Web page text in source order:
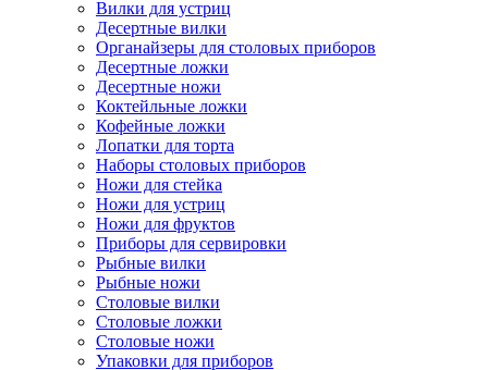
Вилки для устриц
Десертные вилки
Органайзеры для столовых приборов
Десертные ложки
Десертные ножи
Коктейльные ложки
Кофейные ложки
Лопатки для торта
Наборы столовых приборов
Ножи для стейка
Ножи для устриц
Ножи для фруктов
Приборы для сервировки
Рыбные вилки
Рыбные ножи
Столовые вилки
Столовые ложки
Столовые ножи
Упаковки для приборов